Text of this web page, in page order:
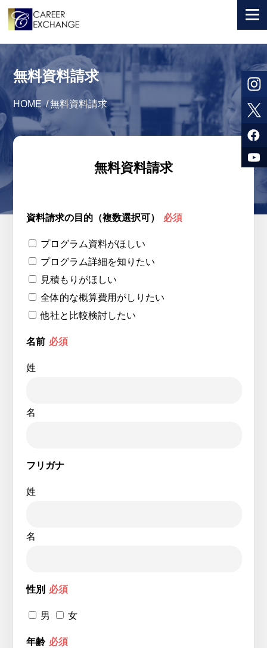
+ 国から選ぶ
+ 目的から選ぶ
求人検索
参加者体験談
+ 会社情報
カウンセラー募集
無料資料請求
HOME /無料資料請求
無料資料請求
資料請求の目的（複数選択可） 必須
プログラム資料がほしい
プログラム詳細を知りたい
見積もりがほしい
全体的な概算費用がしりたい
他社と比較検討したい
名前 必須
姓
名
フリガナ
姓
名
性別 必須
男 女
年齢 必須